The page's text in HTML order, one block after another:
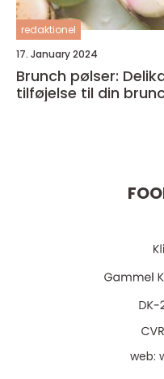
redaktionel
17. January 2024
Brunch pølser:
tilføjelse til din
web: